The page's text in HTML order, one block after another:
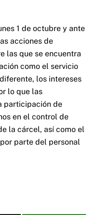
1 de octubre y ante
acciones de
las que se encuentra
como el servicio
los intereses
lo que las
participación de
en el control de
la cárcel, así como el
parte del personal